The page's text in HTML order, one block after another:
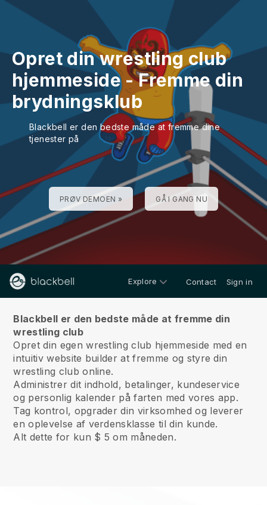
Opret din wrestling club
hjemmeside-Fremme din
brydningsklub
Blackbell er den bedste måde at fremme dine
tjenester på
PRØV DEMOEN » GÅ I GANG NU
Explore Contact Sign in
Blackbell er den bedste måde at fremme din
wrestling club
Opret din egen wrestling club hjemmeside med en
intuitiv website builder at fremme og styre din
wrestling club online.
Administrer dit indhold, betalinger, kundeservice
og personlig kalender på farten med vores app.
Tag kontrol, opgrader din virksomhed og leverer
en oplevelse af verdensklasse til din kunde.
Alt dette for kun $ 5 om måneden.